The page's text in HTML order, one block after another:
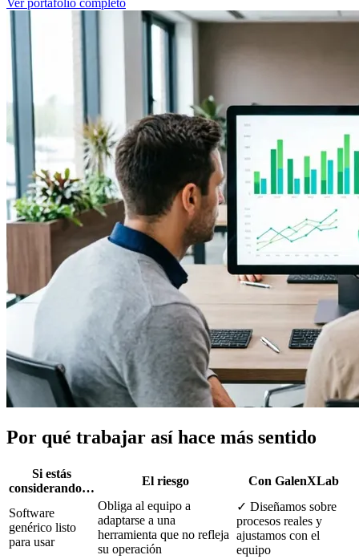
Ver portafolio completo
Por qué trabajar así hace más sentido
Si estás
considerando…
El riesgo Con GalenXLab
Software
genérico listo
para usar
Obliga al equipo a
adaptarse a una
herramienta que no refleja
su operación
✓ Diseñamos sobre
procesos reales y
ajustamos con el
equipo